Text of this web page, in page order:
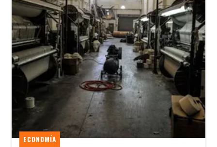
ECONOMÍA